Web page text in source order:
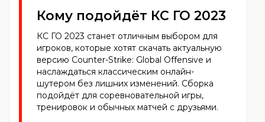
Кому подойдёт КС ГО 2023
КС ГО 2023 станет отличным выбором для
игроков, которые хотят скачать актуальную
версию Counter-Strike: Global Offensive и
наслаждаться классическим онлайн-
шутером без лишних изменений. Сборка
подойдёт для соревновательной игры,
тренировок и обычных матчей с друзьями.